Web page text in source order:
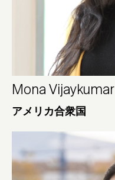
Mona Vijaykumar
アメリカ合衆国